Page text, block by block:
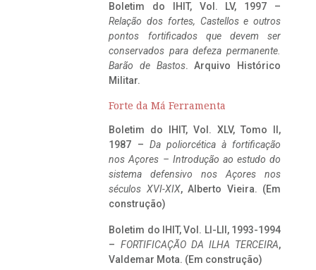
Boletim do IHIT, Vol. LV, 1997 –
Relação dos fortes, Castellos e outros
pontos fortificados que devem ser
conservados para defeza permanente.
Barão de Bastos. Arquivo Histórico
Militar.
Forte da Má Ferramenta
Boletim do IHIT, Vol. XLV, Tomo II,
1987 – Da poliorcética à fortificação
nos Açores – Introdução ao estudo do
sistema defensivo nos Açores nos
séculos XVI-XIX, Alberto Vieira. (Em
construção)
Boletim do IHIT, Vol. LI-LII, 1993-1994
– FORTIFICAÇÃO DA ILHA TERCEIRA,
Valdemar Mota. (Em construção)